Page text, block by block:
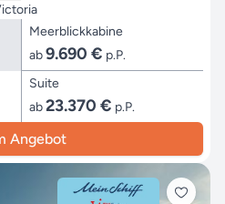
Meerblickkabine
ab9.690 € p.P.
Suite
ab23.370 € p.P.
Angebot